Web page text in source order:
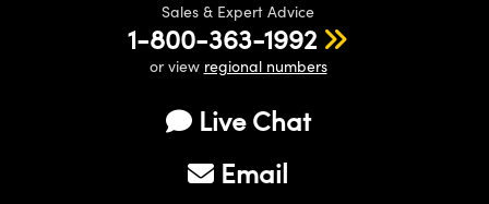
Sales & Expert Advice
1-800-363-1992
or view regional numbers
Live Chat
Email